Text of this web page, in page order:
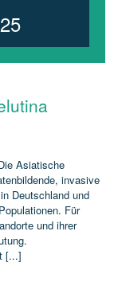
Asiatische
invasive
Deutschland und
Für
und ihrer
[...]